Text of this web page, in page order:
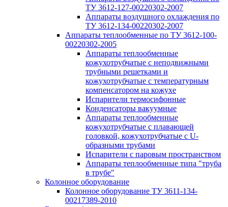
ТУ 3612-127-00220302-2007
Аппараты воздушного охлаждения по
ТУ 3612-134-00220302-2007
Аппараты теплообменные по ТУ 3612-100-
00220302-2005
Аппараты теплообменные
кожухотрубчатые с неподвижными
трубными решетками и
кожухотрубчатые с температурным
компенсатором на кожухе
Испарители термосифонные
Конденсаторы вакуумные
Аппараты теплообменные
кожухотрубчатые с плавающей
головкой, кожухотрубчатые с U-
образными трубами
Испарители с паровым пространством
Аппараты теплообменные типа "труба
в трубе"
Колонное оборудование
Колонное оборудование ТУ 3611-134-
00217389-2010